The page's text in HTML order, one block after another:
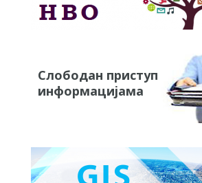
Слободан приступ
информацијама